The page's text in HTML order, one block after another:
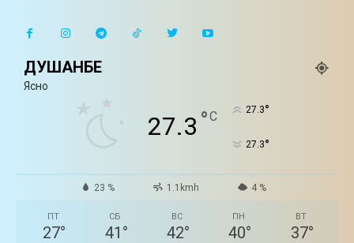
ДУШАНБЕ
Ясно
27.3 °C 27.3°
27.3°
23 % 1.1kmh 4 %
ПТ
27°
СБ
41 °
ВС
42°
ПН
40°
ВТ
37°